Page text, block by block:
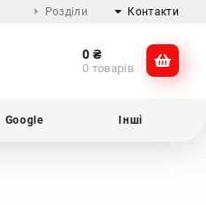
Розділи Контакти
@dikocase
0 ₴
0 товарів
Google Інші